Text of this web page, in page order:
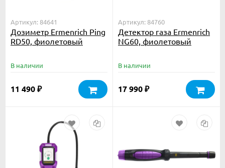
Артикул: 84641
Дозиметр Ermenrich Ping
RD50, фиолетовый
В наличии
11 490 ₽
Артикул: 84760
Детектор газа Ermenrich
NG60, фиолетовый
В наличии
17 990 ₽